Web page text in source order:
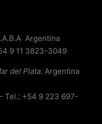
Argentina
9 11 3823-3049
del Plata. Argentina
Tel.: +54 9 223 697-